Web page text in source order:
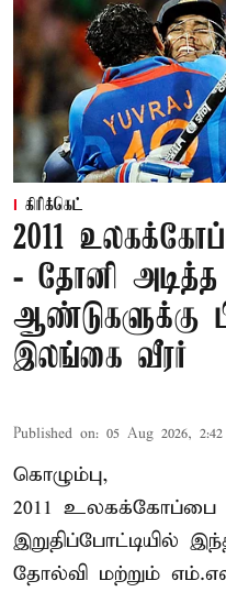
கிரிக்கெட்
2011
- தோனி அடித்த
ஆண்டுகளுக்கு
இலங்கை வீரர்
Published on: 05 Aug 2026,
கொழும்பு,
2011 உலகக்கோப்பை
இறுதிப்போட்டியில்
தோல்வி மற்றும்